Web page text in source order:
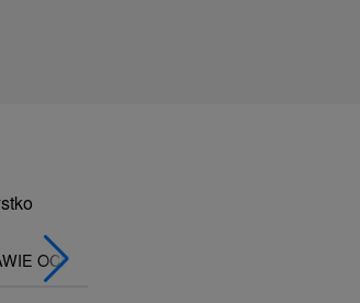
OCENY